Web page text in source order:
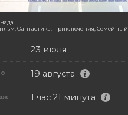
Фантастика, Приключения, Семейный
23 июля
19 августа
1 час 21 минута